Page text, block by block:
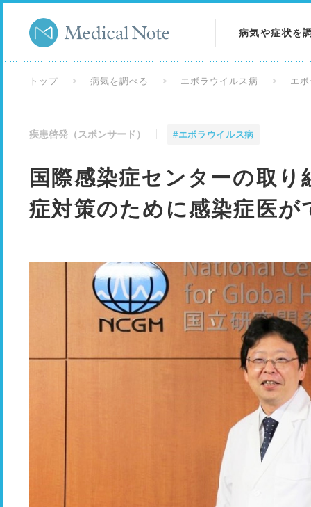
病気や症状を
検査を調べる
トップ 病気を調べる エボラウイルス病 エ
疾患啓発（スポンサード） #エボラウイルス病
国際感染症センターの取
症対策のために感染症医が